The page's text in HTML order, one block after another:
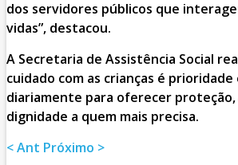
dos servidores públicos que
vidas”, destacou.
A Secretaria de Assistência Social
cuidado com as crianças é
diariamente para oferecer
dignidade a quem mais precisa.
< Ant Próximo >